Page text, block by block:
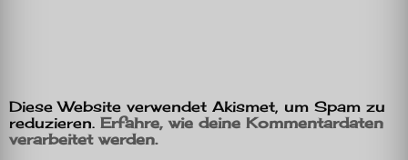
Diese Website verwendet Akismet, um Spam zu
reduzieren. Erfahre, wie deine Kommentardaten
verarbeitet werden.